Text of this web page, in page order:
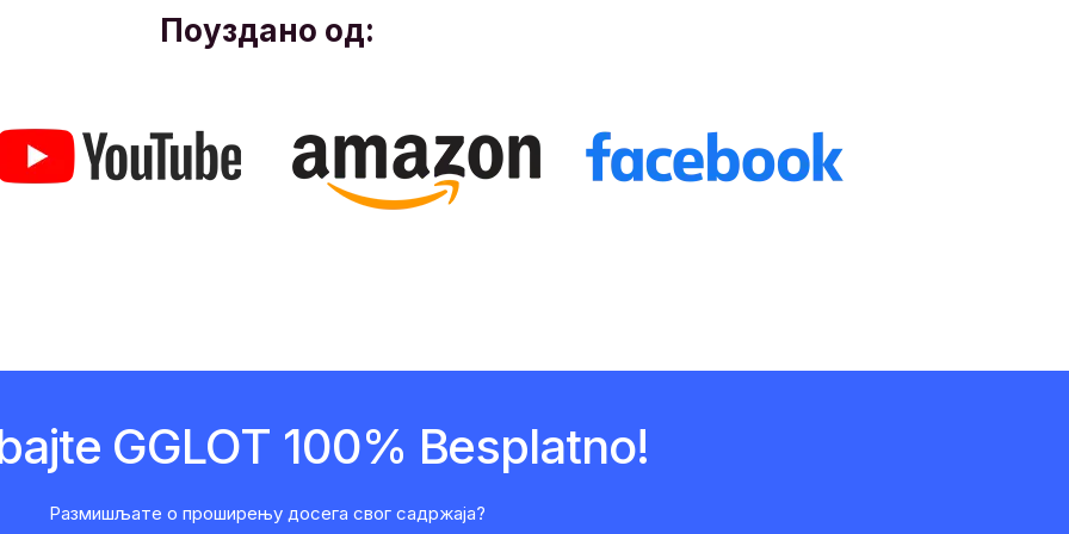
Поуздано од:
GGLOT 100% Besplatno!
Размишљате о проширењу досега свог садржаја?